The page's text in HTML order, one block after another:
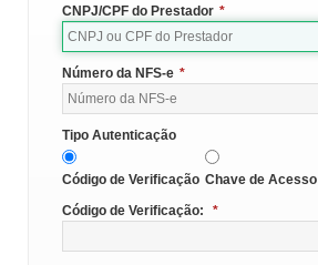
CNPJ/CPF do Prestador *
Número da NFS-e *
Tipo Autenticação
Código de Verificação Chave de Acesso
Código de Verificação:
*